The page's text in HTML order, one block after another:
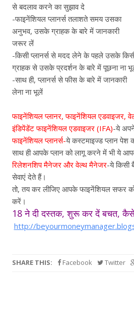
से बदलाव करने का सुझाव दे
-फाइनेंशियल प्लानर्स तलाशते समय उसका
अनुभव, उसके ग्राहक के बारे में जानकारी
जरूर लें
-किसी प्लानर्स से मदद लेने के पहले उसके
ग्राहक से उसके प्रदर्शन के बारे में पूछना ना
-साथ ही, प्लानर्स से फीस के बारे में जानकारी
लेना ना भूलें
फाइनेंशियल प्लानर, फाइनेंशियल एडवाइजर,
इंडिपेंडेंट फाइनेंशियल एडवाइजर (IFA)-ये
फाइनेंशियल प्लानर्स-ये कस्टमाइज्ड प्लान पेश
साथ ही आपके प्लान को लागू करने में भी ये
रिलेशनशिप मैनेजर और वेल्थ मैनेजर-ये किसी
सेवाएं देते हैं।
तो, तय कर लीजिए आपके फाइनेंशियल सफर
करें।
18 ने दी दस्तक, शुरू कर दें बचत,
http://
SHARE THIS: Facebook Twitter